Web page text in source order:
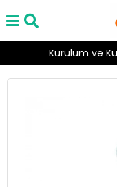
Kurulum ve